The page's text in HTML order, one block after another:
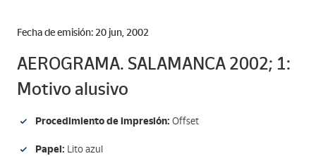
Fecha de emisión: 20 jun, 2002
AEROGRAMA. SALAMANCA 2002; 1:
Motivo alusivo
Procedimiento de impresión: Offset
Papel: Lito azul